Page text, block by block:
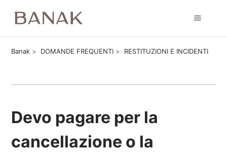
Banak DOMANDE FREQUENTI RESTITUZIONI E INCIDENTI
Devo pagare per la
cancellazione o la